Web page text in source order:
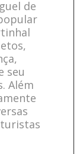
de
seu
Além